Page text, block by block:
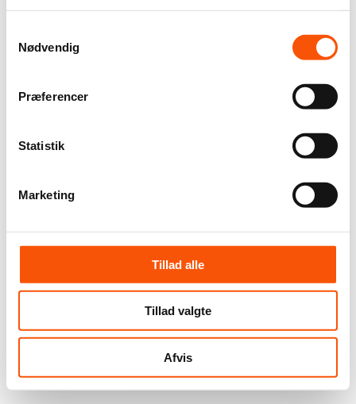
Nødvendig
Præferencer
Statistik
Marketing
Tillad alle
Tillad valgte
Afvis